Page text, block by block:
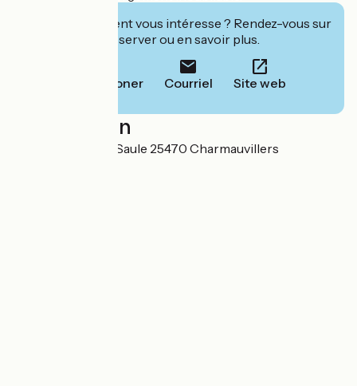
Cet établissement vous intéresse ? Rendez-vous sur
leur site pour réserver ou en savoir plus.
Téléphoner Courriel Site web
Localisation
15 Rue Combe du Saule 25470 Charmauvillers